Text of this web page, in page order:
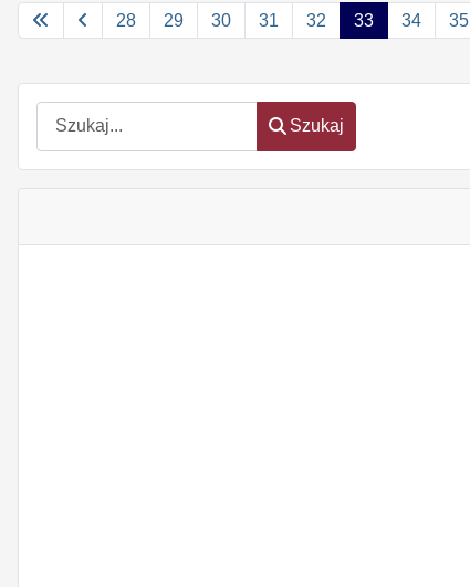
Szukaj
Szukaj
28 29 30 31 32 33 34 35